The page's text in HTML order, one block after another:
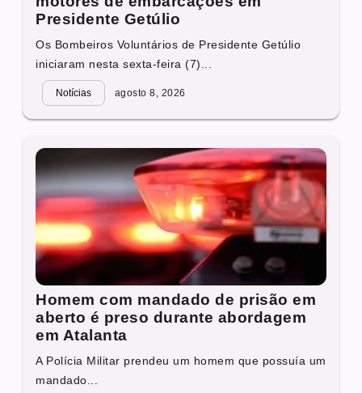
Presidente Getúlio
Os Bombeiros Voluntários de Presidente Getúlio
iniciaram nesta sexta-feira (7)...
Notícias agosto 8, 2026
Homem com mandado de prisão em
aberto é preso durante abordagem
em Atalanta
A Polícia Militar prendeu um homem que possuía um
mandado...